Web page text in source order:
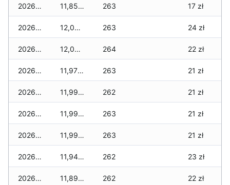
2026-02-02 11,850 zł 263 17 zł
2026-02-01 12,040 zł 263 24 zł
2026-01-31 12,040 zł 264 22 zł
2026-01-30 11,970 zł 263 21 zł
2026-01-29 11,990 zł 262 21 zł
2026-01-28 11,990 zł 263 21 zł
2026-01-27 11,990 zł 263 21 zł
2026-01-26 11,940 zł 262 23 zł
2026-01-25 11,890 zł 262 22 zł